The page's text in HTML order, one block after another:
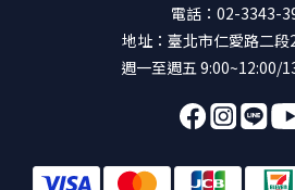
電話：02-3343-
地址：臺北市仁愛路二段
週一至週五 9:00~12:00/